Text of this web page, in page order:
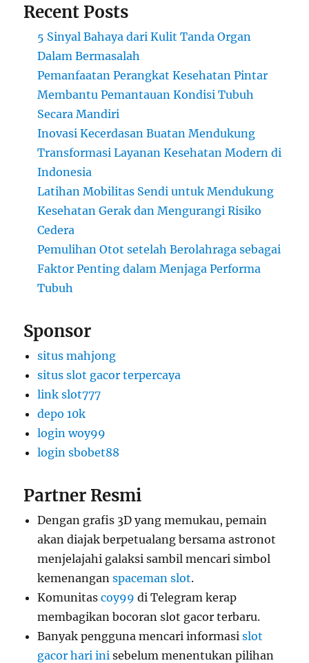
Recent Posts
5 Sinyal Bahaya dari Kulit Tanda Organ
Dalam Bermasalah
Pemanfaatan Perangkat Kesehatan Pintar
Membantu Pemantauan Kondisi Tubuh
Secara Mandiri
Inovasi Kecerdasan Buatan Mendukung
Transformasi Layanan Kesehatan Modern di
Indonesia
Latihan Mobilitas Sendi untuk Mendukung
Kesehatan Gerak dan Mengurangi Risiko
Cedera
Pemulihan Otot setelah Berolahraga sebagai
Faktor Penting dalam Menjaga Performa
Tubuh
Sponsor
situs mahjong
situs slot gacor terpercaya
link slot777
depo 10k
login woy99
login sbobet88
Partner Resmi
Dengan grafis 3D yang memukau, pemain
akan diajak berpetualang bersama astronot
menjelajahi galaksi sambil mencari simbol
kemenanganspaceman slot.
Komunitascoy99 di Telegram kerap
membagikan bocoran slot gacor terbaru.
Banyak pengguna mencari informasislot
gacor hari ini sebelum menentukan pilihan